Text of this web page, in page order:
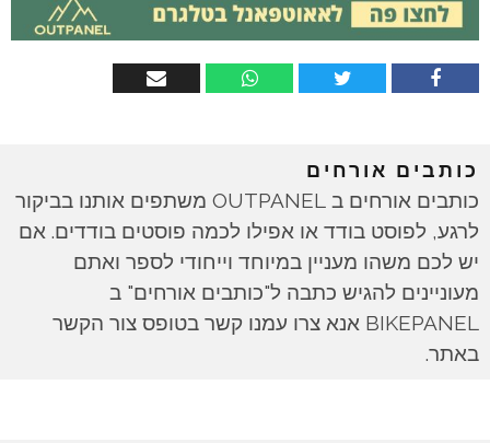
כותבים אורחים
כותבים אורחים ב OUTPANEL משתפים אותנו בביקור
לרגע, לפוסט בודד או אפילו לכמה פוסטים בודדים. אם
יש לכם משהו מעניין במיוחד וייחודי לספר ואתם
מעוניינים להגיש כתבה ל"כותבים אורחים" ב
BIKEPANEL אנא צרו עמנו קשר בטופס צור הקשר
באתר.